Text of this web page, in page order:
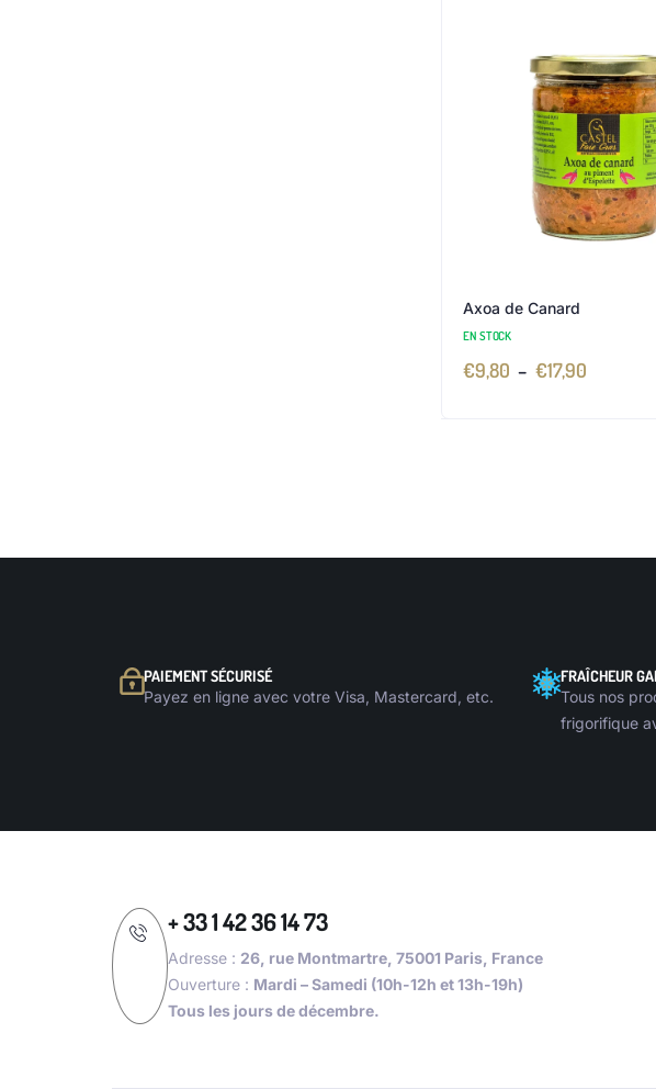
Axoa de Canard
EN STOCK
€9,80 – €17,90
PAIEMENT SÉCURISÉ
Payez en ligne avec votre Visa, Mastercard, etc.
FRAÎCHEUR
Tous nos
frigorifique
+ 33 1 42 36 14 73
Adresse : 26, rue Montmartre, 75001 Paris, France
Ouverture : Mardi – Samedi (10h-12h et 13h-19h)
Tous les jours de décembre.